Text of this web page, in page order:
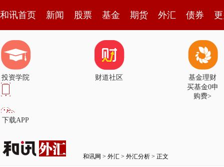
和讯首页 新闻 股票 基金 期货 外汇 债券
投资学院 财道社区
基金理财
买基金0申
购费>
下载APP
和讯网 > 外汇 > 外汇分析 > 正文